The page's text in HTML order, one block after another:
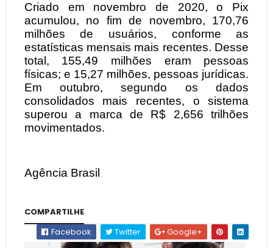
Criado em novembro de 2020, o Pix
acumulou, no fim de novembro, 170,76
milhões de usuários, conforme as
estatísticas mensais mais recentes. Desse
total, 155,49 milhões eram pessoas
físicas; e 15,27 milhões, pessoas jurídicas.
Em outubro, segundo os dados
consolidados mais recentes, o sistema
superou a marca de R$ 2,656 trilhões
movimentados.
Agência Brasil
COMPARTILHE
Facebook
Twitter Google+